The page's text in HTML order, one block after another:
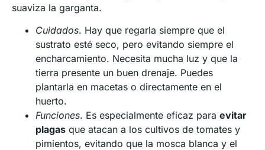
suaviza la garganta.
Cuidados. Hay que regarla siempre que el
sustrato esté seco, pero evitando siempre el
encharcamiento. Necesita mucha luz y que la
tierra presente un buen drenaje. Puedes
plantarla en macetas o directamente en el
huerto.
Funciones. Es especialmente eficaz para evitar
plagas que atacan a los cultivos de tomates y
pimientos, evitando que la mosca blanca y el